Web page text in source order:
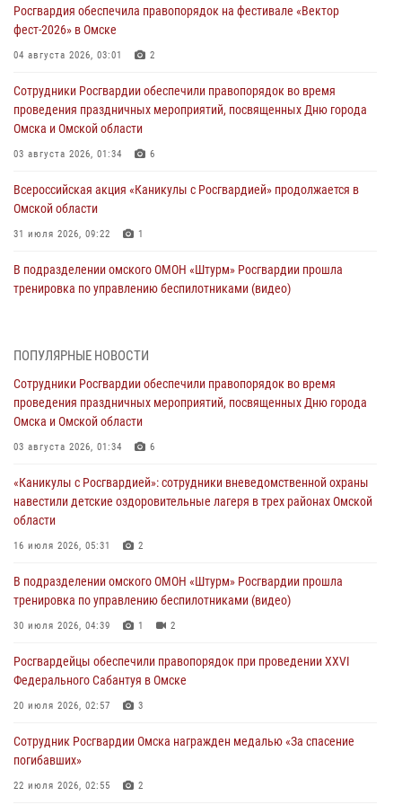
Росгвардия обеспечила правопорядок на фестивале «Вектор
фест-2026» в Омске
04 августа 2026, 03:01 2
Сотрудники Росгвардии обеспечили правопорядок во время
проведения праздничных мероприятий, посвященных Дню города
Омска и Омской области
03 августа 2026, 01:34 6
Всероссийская акция «Каникулы с Росгвардией» продолжается в
Омской области
31 июля 2026, 09:22 1
В подразделении омского ОМОН «Штурм» Росгвардии прошла
тренировка по управлению беспилотниками (видео)
Росгвардия обеспечила безопасность уникального передвижного
29 июля 2026, 01:49
Росгвардейцы приняли участие в крестном ходе в День крещения
Руси в Омске
При содействии спецназа Росгвардии пресечены нарушения
миграционного законодательства в Омске (видео)
27 июля 2026, 07:54
Росгвардия обеспечила правопорядок на концерте группы IOWA в
Омске
27 июля 2026, 01:42
ПОПУЛЯРНЫЕ НОВОСТИ
Сотрудники Росгвардии обеспечили правопорядок во время
проведения праздничных мероприятий, посвященных Дню города
Омска и Омской области
03 августа 2026, 01:34 6
«Каникулы с Росгвардией»: сотрудники вневедомственной охраны
навестили детские оздоровительные лагеря в трех районах Омской
области
16 июля 2026, 05:31 2
В подразделении омского ОМОН «Штурм» Росгвардии прошла
тренировка по управлению беспилотниками (видео)
30 июля 2026, 04:39 1 2
Росгвардейцы обеcпечили правопорядок при проведении XXVI
Федерального Сабантуя в Омске
20 июля 2026, 02:57 3
Сотрудник Росгвардии Омска награжден медалью «За спасение
погибавших»
22 июля 2026, 02:55 2